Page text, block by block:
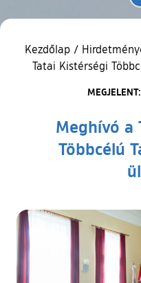
Kezdőlap /
Tatai Kistérségi
Meghívó a
Többcélú